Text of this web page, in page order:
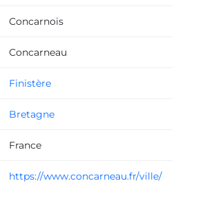
Concarnois
Concarneau
Finistère
Bretagne
France
https://www.concarneau.fr/ville/